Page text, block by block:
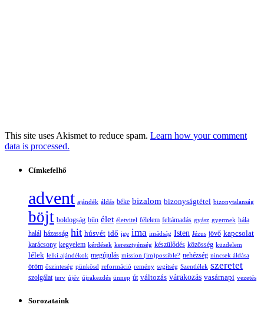
This site uses Akismet to reduce spam. Learn how your comment
data is processed.
Címkefelhő
advent ajándék áldás béke bizalom bizonyságtétel bizonytalanság
böjt boldogság bűn élet életvitel félelem feltámadás gyász gyermek hála
halál házasság hit húsvét idő ige ima imádság Isten Jézus jövő kapcsolat
karácsony kegyelem kérdések keresztyénség készülődés közösség küzdelem
lélek lelki ajándékok megújulás mission (im)possible? nehézség nincsek áldása
öröm őszinteség pünkösd reformáció remény segítség Szentlélek szeretet
szolgálat terv újév újrakezdés ünnep út változás várakozás vasárnapi vezetés
Sorozataink